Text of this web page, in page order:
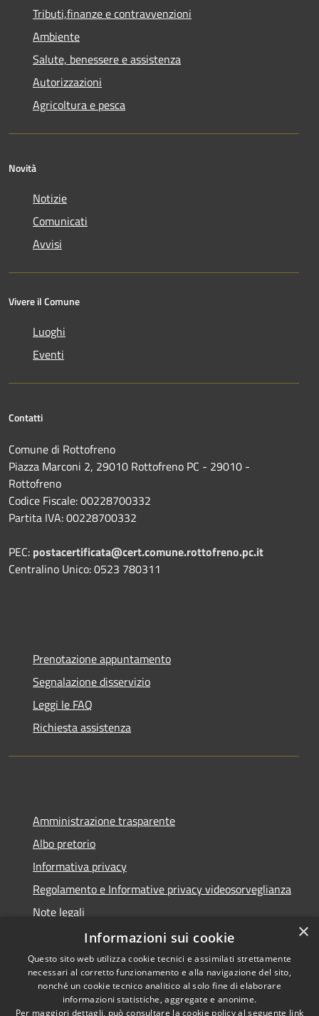
Tributi,finanze e contravvenzioni
Ambiente
Salute, benessere e assistenza
Autorizzazioni
Agricoltura e pesca
Novità
Notizie
Comunicati
Avvisi
Vivere il Comune
Luoghi
Eventi
Contatti
Comune di Rottofreno
Piazza Marconi 2, 29010 Rottofreno PC - 29010 -
Rottofreno
Codice Fiscale: 00228700332
Partita IVA: 00228700332
PEC: postacertificata@cert.comune.rottofreno.pc.it
Centralino Unico: 0523 780311
Prenotazione appuntamento
Segnalazione disservizio
Leggi le FAQ
Richiesta assistenza
Amministrazione trasparente
Albo pretorio
Informativa privacy
Regolamento e Informative privacy videosorveglianza
Note legali
Dichiarazione di accessibilità
RSS
Copyright © 2026 • Comune di
×
Informazioni sui cookie
Questo sito web utilizza cookie tecnici e assimilati strettamente
necessari al corretto funzionamento e alla navigazione del sito,
nonché un cookie tecnico analitico al solo fine di elaborare
informazioni statistiche, aggregate e anonime.
Per maggiori dettagli, può consultare la cookie policy al seguente link